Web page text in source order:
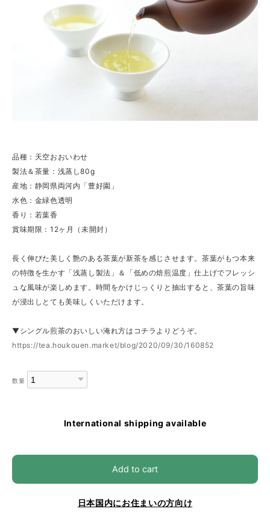
品種：天空おおいわせ
製法＆茶量：浅蒸し80g
産地：静岡県両河内「豊好園」
水色：金緑色透明
香り：若葉香
賞味期限：12ヶ月（未開封）
長く伸びた美しく艶のある茶葉が新茶を感じさせます。茶葉がもつ本来
の特徴を生かす「浅蒸し製法」＆「低めの焙煎温度」仕上げでフレッシ
ュな風味が楽しめます。時間をかけじっくりと抽出すると、茶葉の旨味
が浸出しとても美味しくいただけます。
▼シングル煎茶のおいしい淹れ方はコチラよりどうぞ。
https://tea.houkouen.market/blog/2020/09/30/160852
数量
International shipping available
Add to cart
日本国内にお住まいの方向け